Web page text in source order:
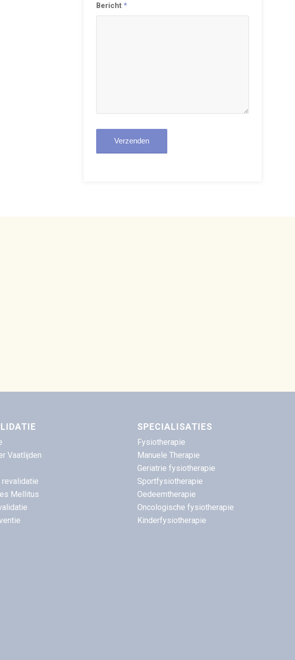
Bericht*
Vaatlijden
revalidatie
Mellitus
SPECIALISATIES
Fysiotherapie
Manuele Therapie
Geriatrie fysiotherapie
Sportfysiotherapie
Oedeemtherapie
Oncologische fysiotherapie
Kinderfysiotherapie